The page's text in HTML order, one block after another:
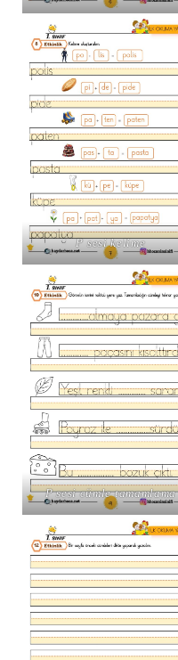
P sesi kelime
P sesi cümle tamamlama